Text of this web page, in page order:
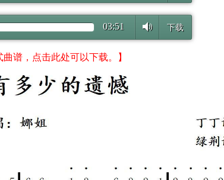
03:51 下载
曲谱，点击此处可以下载。】